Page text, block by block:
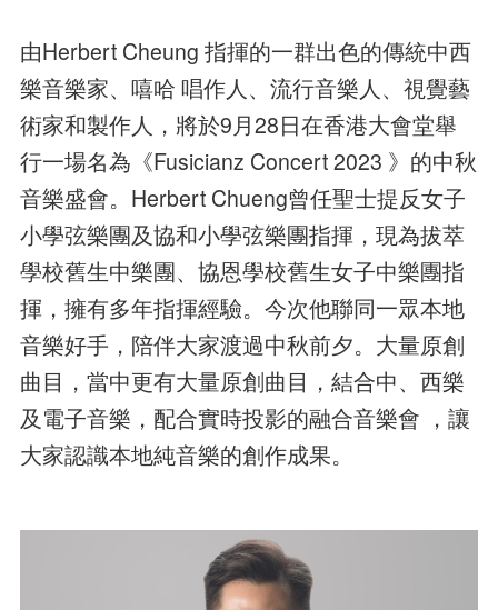
由Herbert Cheung 指揮的一群出色的傳統中⻄
樂音樂家、嘻哈 唱作人、流行音樂人、視覺藝
術家和製作人，將於9月28日在香港大會堂舉
行一場名為《Fusicianz Concert 2023 》的中秋
音樂盛會。Herbert Chueng曾任聖士提反女子
小學弦樂團及協和小學弦樂團指揮，現為拔萃
學校舊生中樂團、協恩學校舊生女子中樂團指
揮，擁有多年指揮經驗。今次他聯同一眾本地
音樂好手，陪伴大家渡過中秋前夕。大量原創
曲目，當中更有大量原創曲目，結合中、⻄樂
及電子音樂，配合實時投影的融合音樂會 ，讓
大家認識本地純音樂的創作成果。